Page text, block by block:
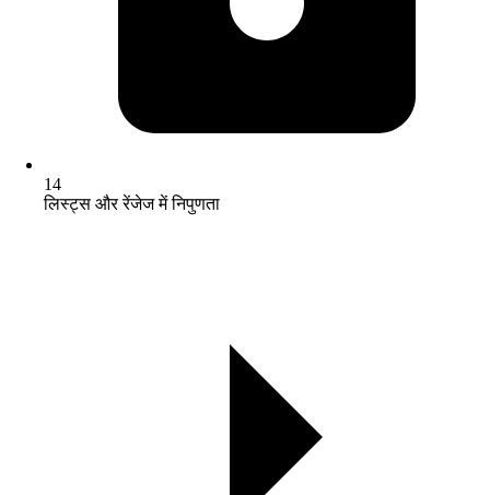
14
लिस्ट्स और रेंजेज में निपुणता